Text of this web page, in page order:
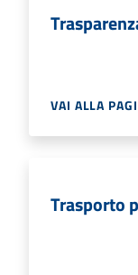
VAI ALLA
Trasporto